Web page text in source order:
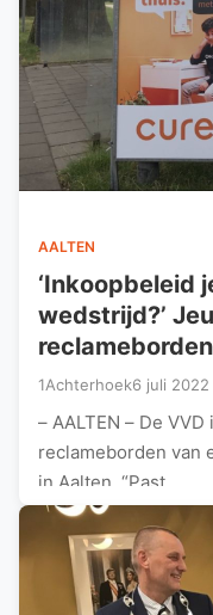
AALTEN
‘Inkoopbeleid
wedstrijd?’
1Achterhoek6 juli 2022
– AALTEN – De
reclameborden van
in Aalten. “Past…